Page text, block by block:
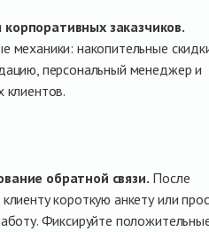
заказчиков.
механики: накопительные
персональный менеджер и
клиентов.
обратной связи. После
короткую анкету или
Фиксируйте